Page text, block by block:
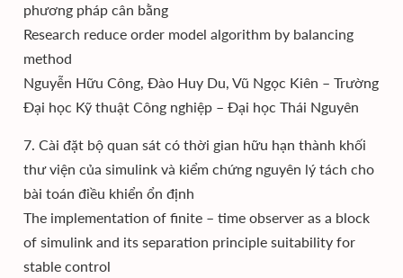
phương pháp cân bằng
Research reduce order model algorithm by balancing
method
Nguyễn Hữu Công, Đào Huy Du, Vũ Ngọc Kiên – Trường
Đại học Kỹ thuật Công nghiệp – Đại học Thái Nguyên
7. Cài đặt bộ quan sát có thời gian hữu hạn thành khối
thư viện của simulink và kiểm chứng nguyên lý tách cho
bài toán điều khiển ổn định
The implementation of finite – time observer as a block
of simulink and its separation principle suitability for
stable control